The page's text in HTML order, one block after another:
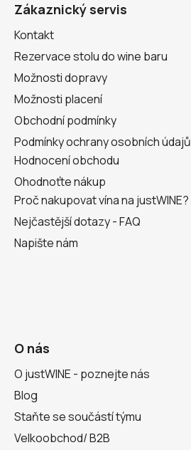
Zákaznický servis
Kontakt
Rezervace stolu do wine baru
Možnosti dopravy
Možnosti placení
Obchodní podmínky
Podmínky ochrany osobních údajů
Hodnocení obchodu
Ohodnoťte nákup
Proč nakupovat vína na justWINE?
Nejčastější dotazy - FAQ
Napište nám
O nás
O justWINE - poznejte nás
Blog
Staňte se součástí týmu
Velkoobchod/ B2B